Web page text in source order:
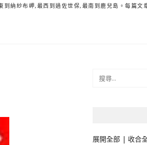
納紗布岬,最西到過佐世保,最南到鹿兒島。每篇文
展開全部 | 收合